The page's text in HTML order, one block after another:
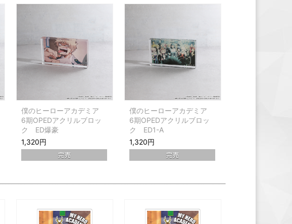
僕のヒーローアカデミア
6期OPEDアクリルブロッ
ク ED爆豪
1,320円
僕のヒーローアカデミア
6期OPEDアクリルブロッ
ク ED1-A
1,320円